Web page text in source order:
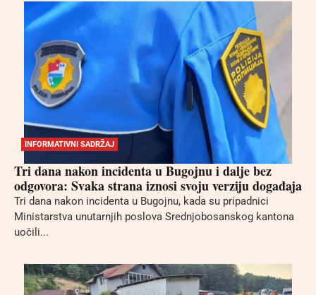
INFORMATIVNI SADRŽAJ
Tri dana nakon incidenta u Bugojnu i dalje bez
odgovora: Svaka strana iznosi svoju verziju događaja
Tri dana nakon incidenta u Bugojnu, kada su pripadnici
Ministarstva unutarnjih poslova Srednjobosanskog kantona
uočili...